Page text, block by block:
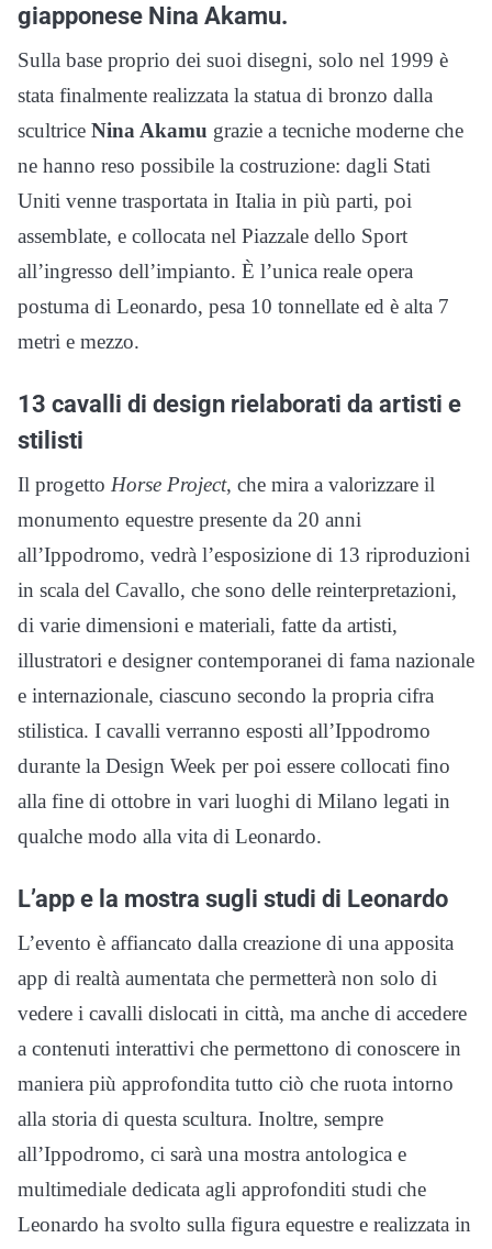
giapponese ​Nina Akamu.
Sulla base proprio dei suoi disegni, solo nel 1999 è
stata finalmente realizzata la statua di bronzo dalla
scultrice Nina Akamu grazie a tecniche moderne che
ne hanno reso possibile la costruzione: dagli Stati
Uniti venne trasportata in Italia in più parti, poi
assemblate, e collocata nel Piazzale dello Sport
all’ingresso dell’impianto. È l’unica reale opera
postuma di Leonardo, pesa 10 tonnellate ed è alta 7
metri e mezzo.
13 cavalli di design rielaborati da artisti e
stilisti
Il progetto Horse Project, che mira a valorizzare il
monumento equestre presente da 20 anni
all’Ippodromo, vedrà l’esposizione di 13 riproduzioni
in scala del Cavallo, che sono delle reinterpretazioni,
di varie dimensioni e materiali, fatte da artisti,
illustratori e designer contemporanei di fama nazionale
e internazionale, ciascuno secondo la propria cifra
stilistica. I cavalli verranno esposti all’Ippodromo
durante la Design Week per poi essere collocati fino
alla fine di ottobre in vari luoghi di Milano legati in
qualche modo alla vita di Leonardo.
L’app e la mostra sugli studi di Leonardo
L’evento è affiancato dalla creazione di una apposita
app di realtà aumentata che permetterà non solo di
vedere i cavalli dislocati in città, ma anche di accedere
a contenuti interattivi che permettono di conoscere in
maniera più approfondita tutto ciò che ruota intorno
alla storia di questa scultura. Inoltre, sempre
all’Ippodromo, ci sarà una mostra antologica e
multimediale dedicata agli approfonditi studi che
Leonardo ha svolto sulla figura equestre e realizzata in